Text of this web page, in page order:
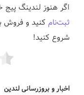
اگر هنوز لندینگ پیج
ثبت‌نام کنید و فروش
شروع کنید!
اخبار و بروزرسانی لندین